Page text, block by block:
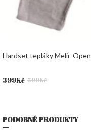
Hardset tepláky Melir-Open
599Kč
Původní
399Kč
Aktuální
PODOBNÉ PRODUKTY